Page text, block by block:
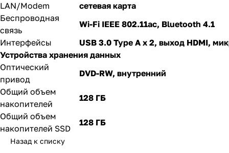
LAN/Modem
сетевая карта
Беспроводная
связь
Wi-Fi IEEE 802.11ac, Bluetooth 4.1
Интерфейсы
USB 3.0 Type A x 2, выход HDMI,
Устройства хранения данных
Оптический
привод
DVD-RW, внутренний
Общий объем
накопителей
128 ГБ
Общий объем
накопителей SSD
128 ГБ
Назад к списку